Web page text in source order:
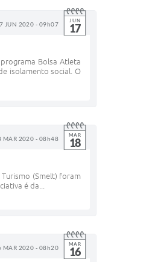
JUN 2020 - 09h07 JUN
17
Bolsa Atleta
isolamento social. O
MAR 2020 - 08h48 MAR
18
(Smelt) foram
é da...
MAR 2020 - 08h20 MAR
16